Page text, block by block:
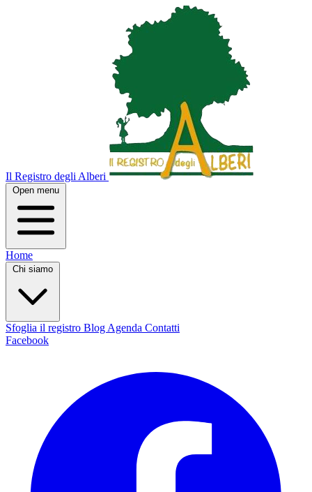
Il Registro degli Alberi
Open menu
Home
Chi siamo
Sfoglia il registro Blog Agenda Contatti
Facebook